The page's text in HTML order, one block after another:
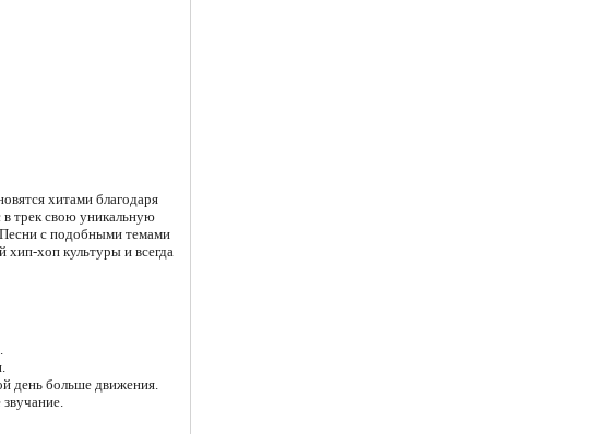
хитами благодаря
трек свою уникальную
с подобными темами
хоп культуры и всегда
день больше движения.